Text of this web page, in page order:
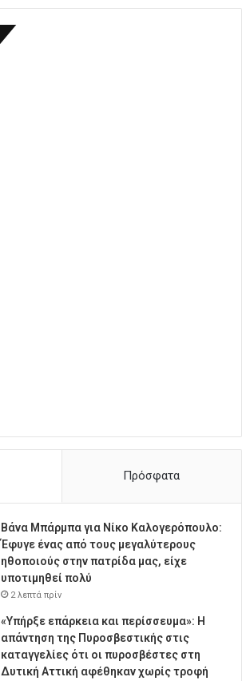
Πρόσφατα
Βάνα Μπάρμπα για Νίκο Καλογερόπουλο:
Έφυγε ένας από τους μεγαλύτερους
ηθοποιούς στην πατρίδα μας, είχε
υποτιμηθεί πολύ
2 λεπτά πρίν
«Υπήρξε επάρκεια και περίσσευμα»: Η
απάντηση της Πυροσβεστικής στις
καταγγελίες ότι οι πυροσβέστες στη
Δυτική Αττική αφέθηκαν χωρίς τροφή